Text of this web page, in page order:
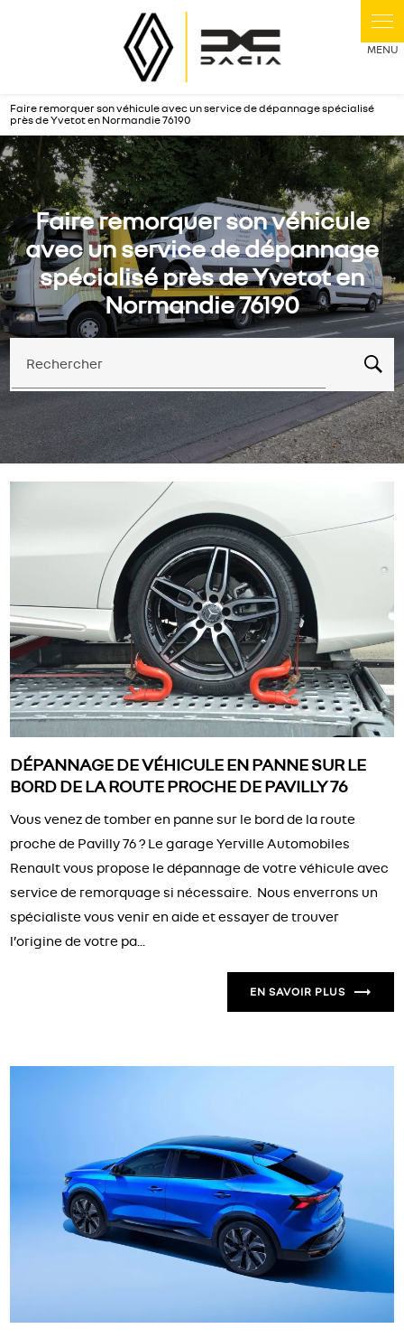
Faire remorquer son véhicule avec un service de dépannage spécialisé
près de Yvetot en Normandie 76190
Faire remorquer son véhicule
avec un service de dépannage
spécialisé près de Yvetot en
Normandie 76190
Rechercher
DÉPANNAGE DE VÉHICULE EN PANNE SUR LE
BORD DE LA ROUTE PROCHE DE PAVILLY 76
Vous venez de tomber en panne sur le bord de la route
proche de Pavilly 76 ? Le garage Yerville Automobiles
Renault vous propose le dépannage de votre véhicule avec
service de remorquage si nécessaire. Nous enverrons un
spécialiste vous venir en aide et essayer de trouver
l’origine de votre pa...
EN SAVOIR PLUS
Panneau de gestion des cookies